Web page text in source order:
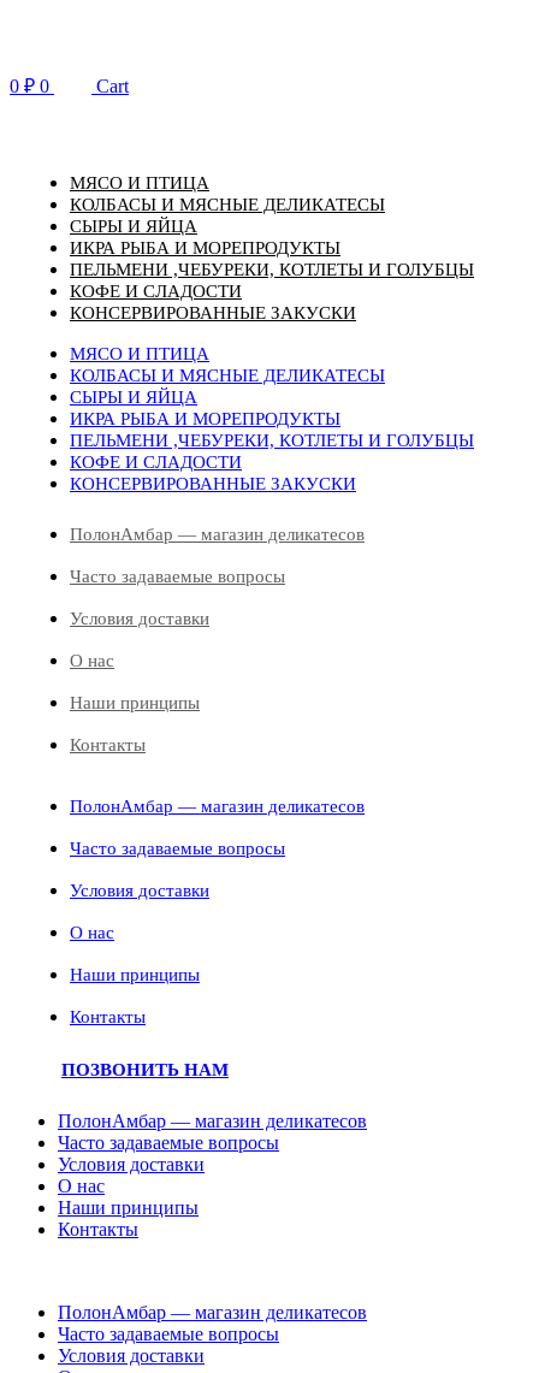
0 ₽ 0 Cart
МЯСО И ПТИЦА
КОЛБАСЫ И МЯСНЫЕ ДЕЛИКАТЕСЫ
СЫРЫ И ЯЙЦА
ИКРА РЫБА И МОРЕПРОДУКТЫ
ПЕЛЬМЕНИ ,ЧЕБУРЕКИ, КОТЛЕТЫ И ГОЛУБЦЫ
КОФЕ И СЛАДОСТИ
КОНСЕРВИРОВАННЫЕ ЗАКУСКИ
МЯСО И ПТИЦА
КОЛБАСЫ И МЯСНЫЕ ДЕЛИКАТЕСЫ
СЫРЫ И ЯЙЦА
ИКРА РЫБА И МОРЕПРОДУКТЫ
ПЕЛЬМЕНИ ,ЧЕБУРЕКИ, КОТЛЕТЫ И ГОЛУБЦЫ
КОФЕ И СЛАДОСТИ
КОНСЕРВИРОВАННЫЕ ЗАКУСКИ
ПолонАмбар — магазин деликатесов
Часто задаваемые вопросы
Условия доставки
О нас
Наши принципы
Контакты
ПолонАмбар — магазин деликатесов
Часто задаваемые вопросы
Условия доставки
О нас
Наши принципы
Контакты
ПОЗВОНИТЬ НАМ
ПолонАмбар — магазин деликатесов
Часто задаваемые вопросы
Условия доставки
О нас
Наши принципы
Контакты
ПолонАмбар — магазин деликатесов
Часто задаваемые вопросы
Условия доставки